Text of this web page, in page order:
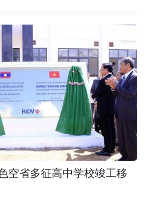
空省多征高中学校竣工移